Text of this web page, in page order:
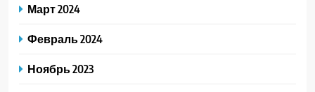
Март 2024
Февраль 2024
Ноябрь 2023